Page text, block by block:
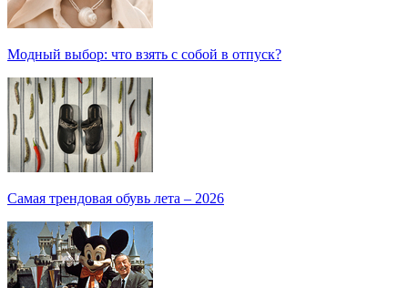
Модный выбор: что взять с собой в отпуск?
Самая трендовая обувь лета – 2026